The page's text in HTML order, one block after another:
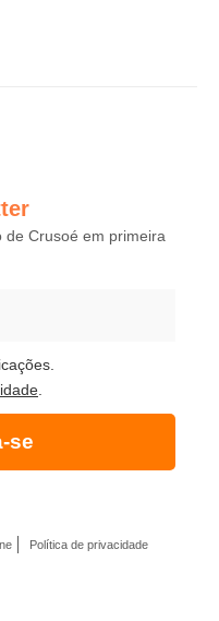
de Crusoé em primeira
se
Política de privacidade